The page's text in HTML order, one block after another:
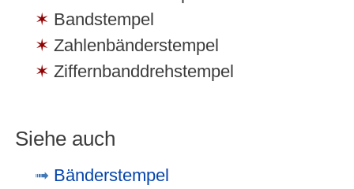
Bandstempel
Zahlenbänderstempel
Ziffernbanddrehstempel
Siehe auch
Bänderstempel